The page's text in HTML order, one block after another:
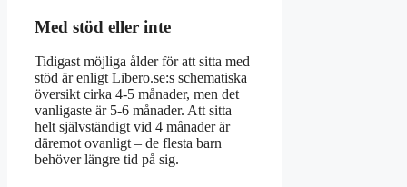
Med stöd eller inte
Tidigast möjliga ålder för att sitta med
stöd är enligt Libero.se:s schematiska
översikt cirka 4-5 månader, men det
vanligaste är 5-6 månader. Att sitta
helt självständigt vid 4 månader är
däremot ovanligt – de flesta barn
behöver längre tid på sig.